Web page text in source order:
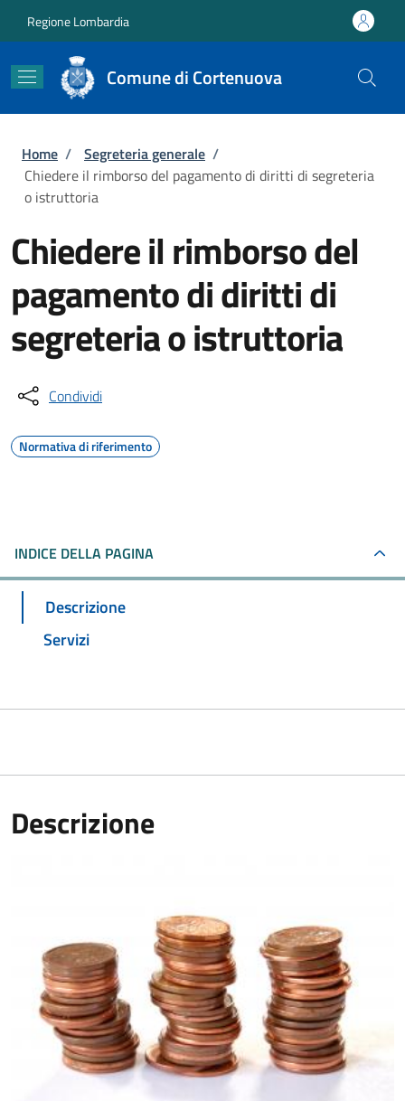
Regione Lombardia
Comune di Cortenuova
Briciole di pane
Home / Segreteria generale /
Chiedere il rimborso del pagamento di diritti di segreteria
o istruttoria
Chiedere il rimborso del
pagamento di diritti di
segreteria o istruttoria
Condividi
Normativa di riferimento
INDICE DELLA PAGINA
Descrizione
Servizi
Descrizione